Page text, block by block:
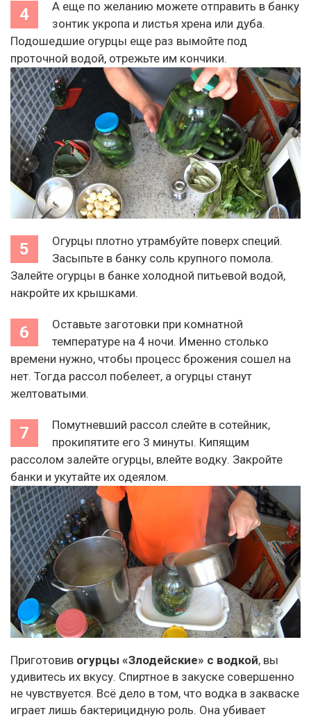
А еще по желанию можете отправить в банку
зонтик укропа и листья хрена или дуба.
Подошедшие огурцы еще раз вымойте под
проточной водой, отрежьте им кончики.
Огурцы плотно утрамбуйте поверх специй.
Засыпьте в банку соль крупного помола.
Залейте огурцы в банке холодной питьевой водой,
накройте их крышками.
Оставьте заготовки при комнатной
температуре на 4 ночи. Именно столько
времени нужно, чтобы процесс брожения сошел на
нет. Тогда рассол побелеет, а огурцы станут
желтоватыми.
Помутневший рассол слейте в сотейник,
прокипятите его 3 минуты. Кипящим
рассолом залейте огурцы, влейте водку. Закройте
банки и укутайте их одеялом.
Приготовив огурцы «Злодейские» с водкой, вы
удивитесь их вкусу. Спиртное в закуске совершенно
не чувствуется. Всё дело в том, что водка в закваске
играет лишь бактерицидную роль. Она убивает